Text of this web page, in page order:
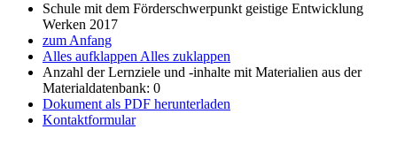
Schule mit dem Förderschwerpunkt geistige Entwicklung
Werken 2017
zum Anfang
Alles aufklappen Alles zuklappen
Anzahl der Lernziele und -inhalte mit Materialien aus der
Materialdatenbank: 0
Dokument als PDF herunterladen
Kontaktformular